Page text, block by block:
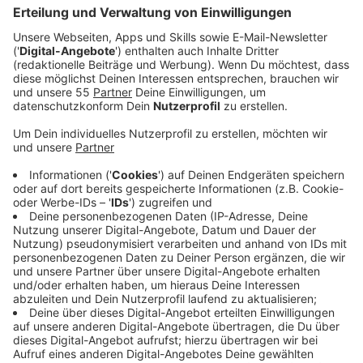
Veröffentlicht:Sonntag, 01.02.2026 08:15
Anzeige
Auszug aus der neuen Folge seines Podcasts
Anzeige